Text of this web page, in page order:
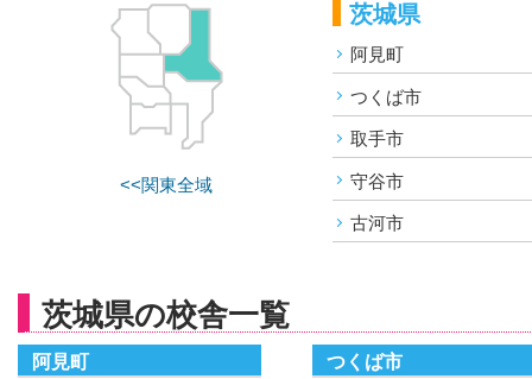
<<関東全域
茨城県
阿見町
つくば市
取手市
守谷市
古河市
茨城県の校舎一覧
阿見町
つくば市